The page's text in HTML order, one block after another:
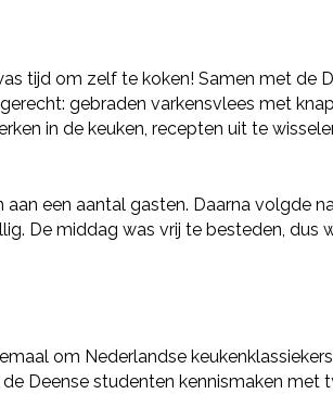
tijd om zelf te koken! Samen met de
gebraden varkensvlees met
in de keuken, recepten uit te
een aantal gasten. Daarna volgde
De middag was vrij te besteden, dus
om Nederlandse
Deense studenten kennismaken met